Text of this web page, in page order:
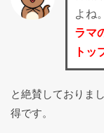
よね
ラマ
トッ
と絶賛しておりま
得です。